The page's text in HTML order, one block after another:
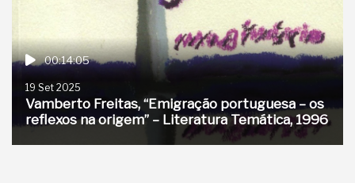
00:14:05
19 Set 2025
Vamberto Freitas, “Emigração portuguesa – os
reflexos na origem” – Literatura Temática, 1996